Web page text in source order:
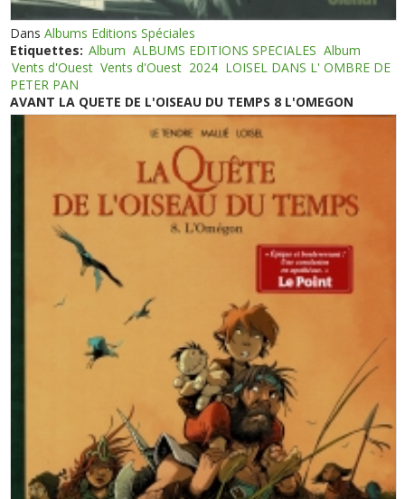
DansAlbums Editions Spéciales
Etiquettes: Album ALBUMS EDITIONS SPECIALES Album
Vents d'Ouest Vents d'Ouest 2024 LOISEL DANS L' OMBRE DE
PETER PAN
AVANT LA QUETE DE L'OISEAU DU TEMPS 8 L'OMEGON